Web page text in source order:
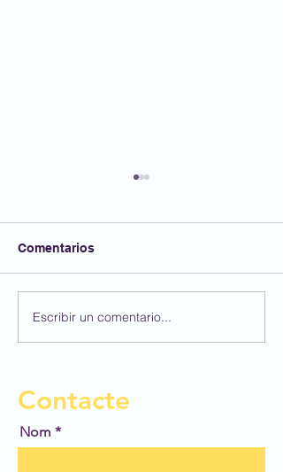
Comentarios
Escribir un comentario...
Contacte
Nom